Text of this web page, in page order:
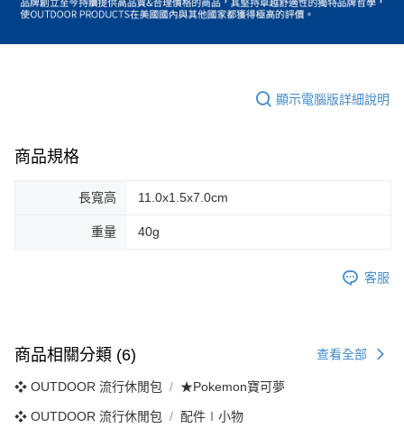
顯示電腦版詳細說明
商品規格
長寬高 11.0x1.5x7.0cm
重量 40g
客服
商品相關分類 (6) 查看全部
❖ OUTDOOR 流行休閒包 ★Pokemon寶可夢
❖ OUTDOOR 流行休閒包 配件∣小物